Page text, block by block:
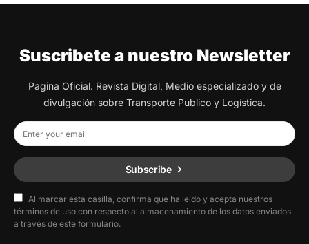
Suscribete a nuestro Newsletter
Pagina Oficial. Revista Digital, Medio especializado y de
divulgación sobre Transporte Publico y Logística.
Subscribe
Al marcar esta casilla, confirma que ha leído y acepta nuestros
términos de uso con respecto al almacenamiento de los datos enviados
a través de este formulario.